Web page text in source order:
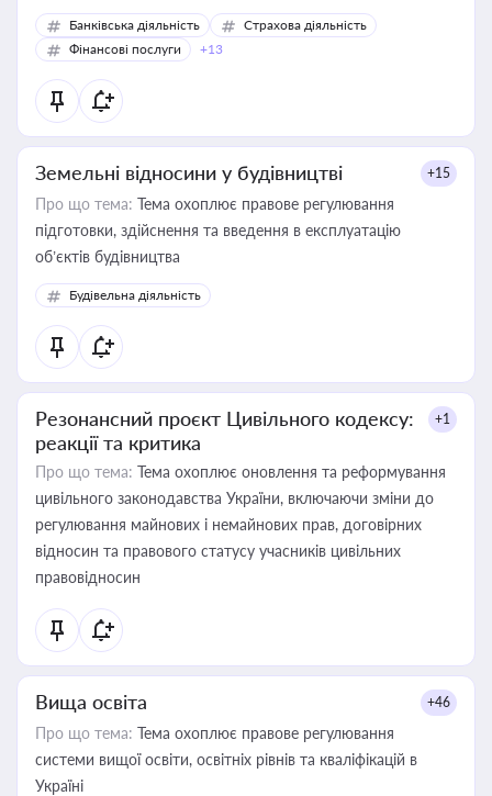
Банківська діяльність
Страхова діяльність
Фінансові послуги
+13
Земельні відносини у будівництві +15
Про що тема: Тема охоплює правове регулювання
підготовки, здійснення та введення в експлуатацію
об’єктів будівництва
Будівельна діяльність
Резонансний проєкт Цивільного кодексу:
реакції та критика
+1
Про що тема: Тема охоплює оновлення та реформування
цивільного законодавства України, включаючи зміни до
регулювання майнових і немайнових прав, договірних
відносин та правового статусу учасників цивільних
правовідносин
Вища освіта +46
Про що тема: Тема охоплює правове регулювання
системи вищої освіти, освітніх рівнів та кваліфікацій в
Україні